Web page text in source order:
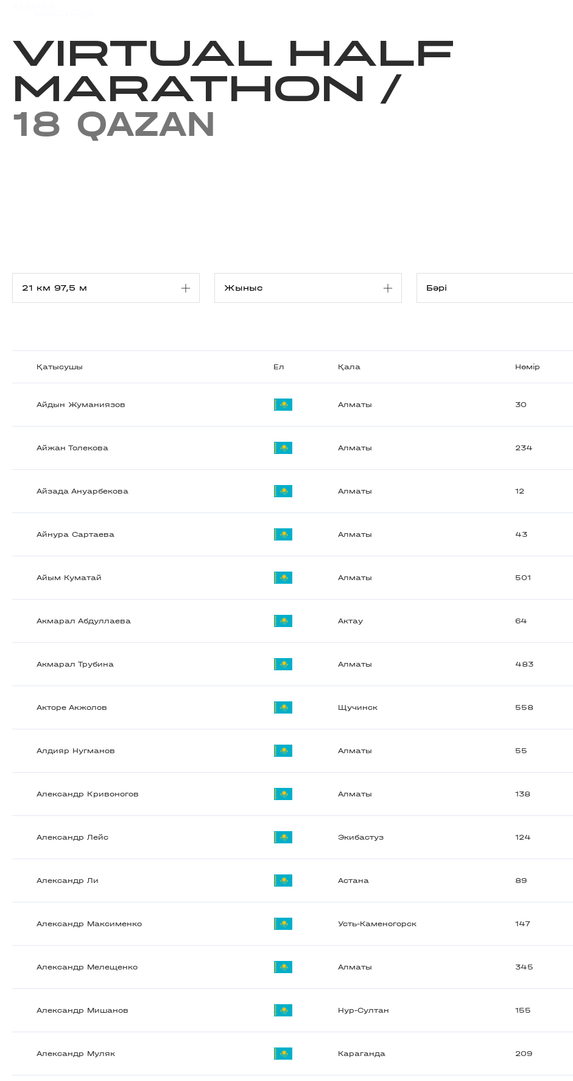
VIRTUAL HALF
MARATHON /
18 QAZAN
Қатысушы Ел Қала Нөмір
Айдын Жуманиязов Алматы 30
Айжан Толекова Алматы 234
Айзада Ануарбекова Алматы 12
Айнура Сартаева Алматы 43
Айым Куматай Алматы 501
Акмарал Абдуллаева Актау 64
Акмарал Трубина Алматы 483
Акторе Акжолов Щучинск 558
Алдияр Нугманов Алматы 55
Александр Кривоногов Алматы 138
Александр Лейс Экибастуз 124
Александр Ли Астана 89
Александр Максименко Усть-Каменогорск 147
Александр Мелещенко Алматы 345
Александр Мишанов Нур-Султан 155
Александр Муляк Караганда 209